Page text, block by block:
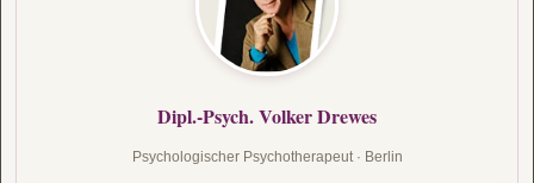
Dipl.-Psych. Volker Drewes
Psychologischer Psychotherapeut · Berlin